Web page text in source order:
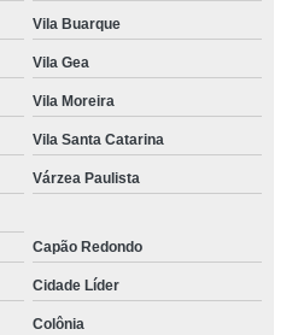
Vila Buarque
Vila Gea
Vila Moreira
Vila Santa Catarina
Várzea Paulista
Capão Redondo
Cidade Líder
Colônia